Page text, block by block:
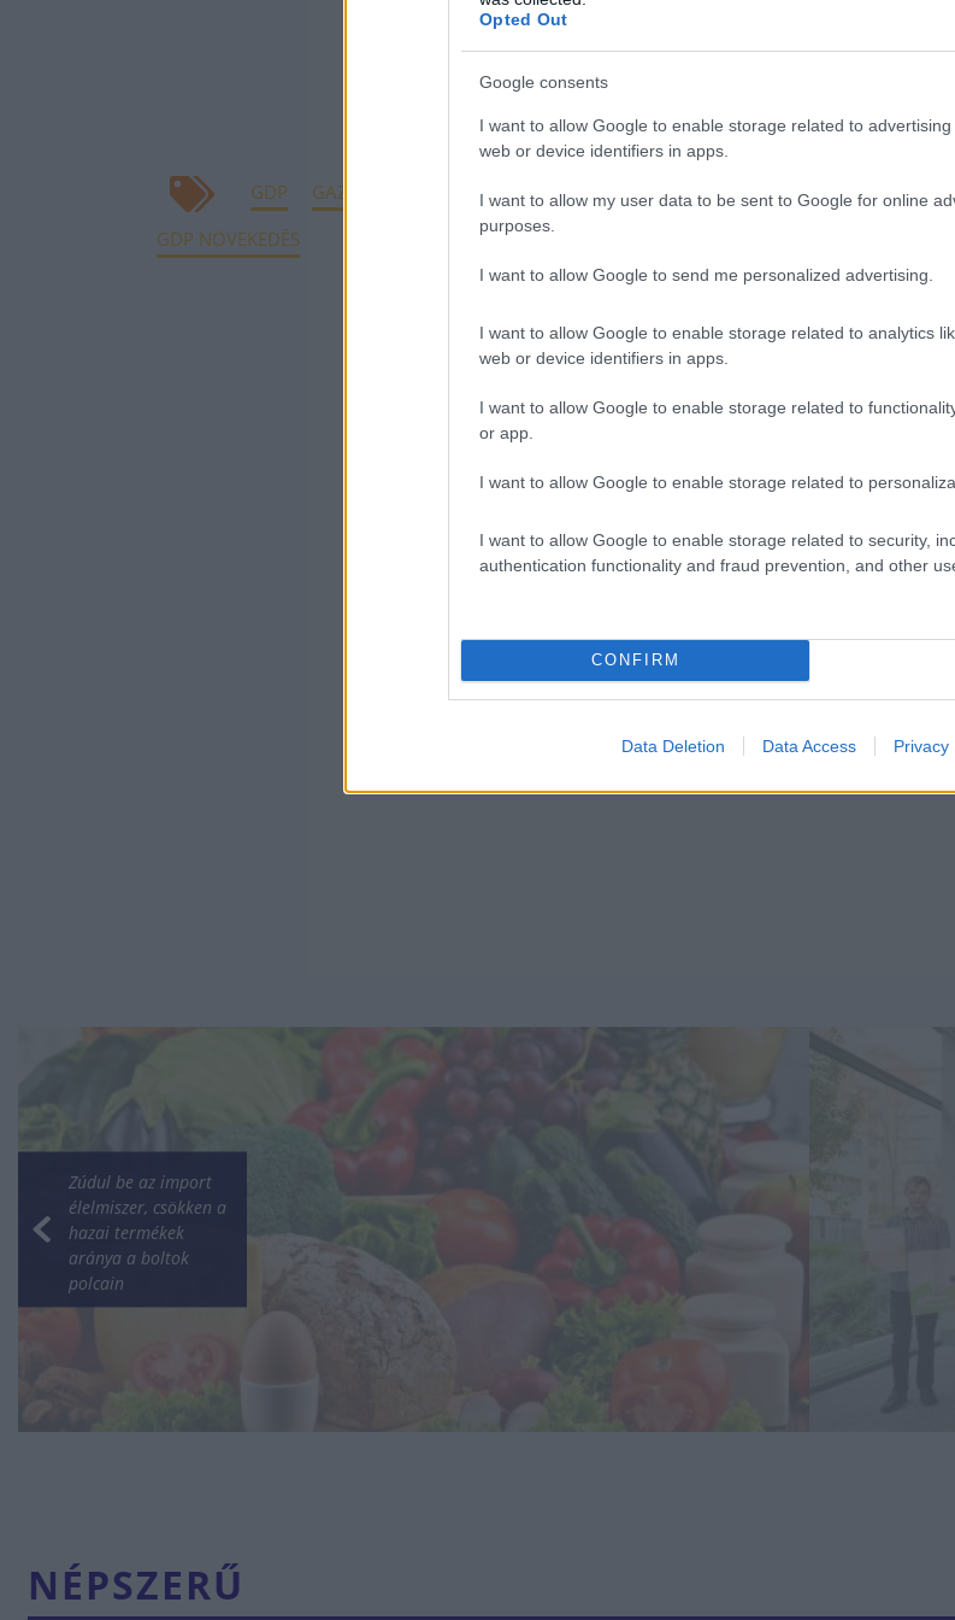
Opted Out
Google consents
I want to allow Google to enable storage related to
web or device identifiers in apps.
I want to allow my user data to be sent to Google for online
purposes.
I want to allow Google to send me personalized advertising.
I want to allow Google to enable storage related to analytics
web or device identifiers in apps.
I want to allow Google to enable storage related to
or app.
I want to allow Google to enable storage related to
I want to allow Google to enable storage related to security,
authentication functionality and fraud prevention, and other
CONFIRM
Data Deletion Data Access Privacy
uniós forrásokra. Mindemellett a meglehetősen
gazdaság hátráltatja a jelentős hazai
exportlehetőségeinek kiaknázását - összegezte Nagy
Bank makrogazdasági elemzője.
GDP GAZDASÁGI NÖVEKEDÉS ERSTE ERSTE BANK NAGY JÁNOS
ELEMZŐI
GDP NÖVEKEDÉS
Megvan a várva várt fordulat a GDP-ben, de így
lehet az év egésze - Háttér
Zúdul be az import
élelmiszer, csökken a
hazai termékek
aránya a boltok
polcain
NÉPSZERŰ